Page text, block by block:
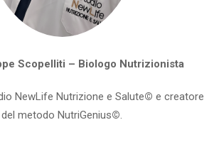
Scopelliti – Biologo Nutrizionista
NewLife Nutrizione e Salute© e creatore
del metodo NutriGenius©.